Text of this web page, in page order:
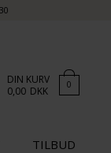
DIN KURV
0,00 DKK 0
TILBUD